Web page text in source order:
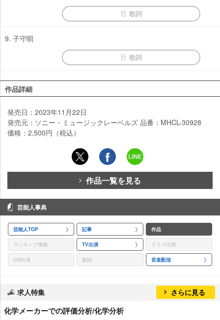
歌詞
9. 子守唄
歌詞
作品詳細
発売日：2023年11月22日
発売元：ソニー・ミュージックレーベルズ 品番：MHCL-30928
価格：2,500円（税込）
作品一覧を見る
芸能人事典
芸能人TOP 記事 作品
ランキング情報 TV出演 ドラマ出演
CM出演 歌詞 音楽配信
求人特集 さらに見る
化学メーカーでの評価分析/化学分析